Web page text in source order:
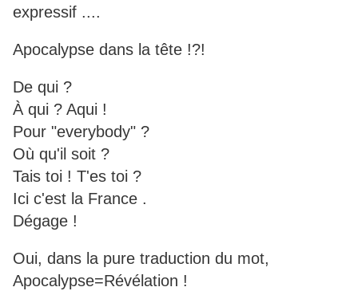
expressif ....
Apocalypse dans la tête !?!
De qui ?
À qui ? Aqui !
Pour "everybody" ?
Où qu'il soit ?
Tais toi ! T'es toi ?
Ici c'est la France .
Dégage !
Oui, dans la pure traduction du mot,
Apocalypse=Révélation !